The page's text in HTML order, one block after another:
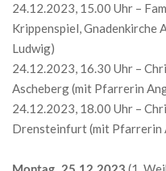
24.12.2023, 15.00 Uhr –
Krippenspiel, Gnadenkirche
Ludwig)
24.12.2023, 16.30 Uhr –
Ascheberg (mit Pfarrerin
24.12.2023, 18.00 Uhr –
Drensteinfurt (mit Pfarrerin